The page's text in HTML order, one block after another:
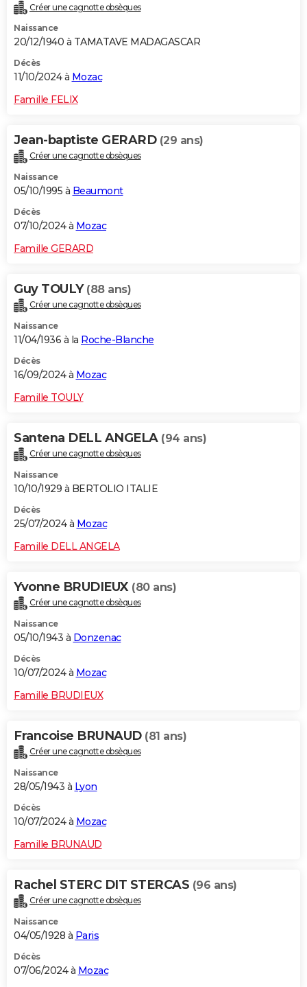
Créer une cagnotte obsèques
Naissance
20/12/1940 à TAMATAVE MADAGASCAR
Décès
11/10/2024 à Mozac
Famille FELIX
Jean-baptiste GERARD (29 ans)
Créer une cagnotte obsèques
Naissance
05/10/1995 à Beaumont
Décès
07/10/2024 à Mozac
Famille GERARD
Guy TOULY (88 ans)
Créer une cagnotte obsèques
Naissance
11/04/1936 à la Roche-Blanche
Décès
16/09/2024 à Mozac
Famille TOULY
Santena DELL ANGELA (94 ans)
Créer une cagnotte obsèques
Naissance
10/10/1929 à BERTOLIO ITALIE
Décès
25/07/2024 à Mozac
Famille DELL ANGELA
Yvonne BRUDIEUX (80 ans)
Créer une cagnotte obsèques
Naissance
05/10/1943 à Donzenac
Décès
10/07/2024 à Mozac
Famille BRUDIEUX
Francoise BRUNAUD (81 ans)
Créer une cagnotte obsèques
Naissance
28/05/1943 à Lyon
Décès
10/07/2024 à Mozac
Famille BRUNAUD
Rachel STERC DIT STERCAS (96 ans)
Créer une cagnotte obsèques
Naissance
04/05/1928 à Paris
Décès
07/06/2024 à Mozac